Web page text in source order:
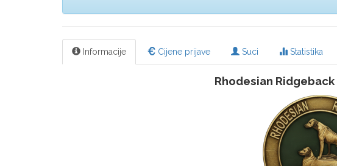
Informacije Cijene prijave Suci Statistika
Rhodesian